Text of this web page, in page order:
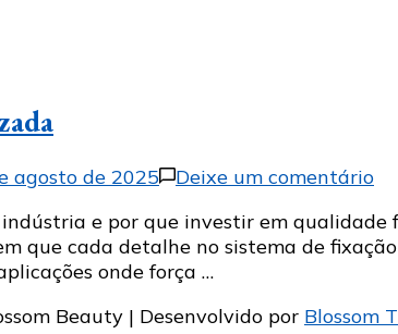
agosto de 2025 Deixe um comentárioem
é
e
e por que investir em qualidade
que cada detalhe no sistema de
onde força …
Beauty | Desenvolvido por Blossom